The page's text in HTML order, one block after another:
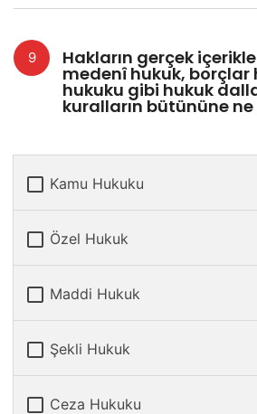
Hakların gerçek
medenî hukuk,
hukuku gibi hukuk
kuralların bütününe
Kamu Hukuku
Özel Hukuk
Maddi Hukuk
Şekli Hukuk
Ceza Hukuku